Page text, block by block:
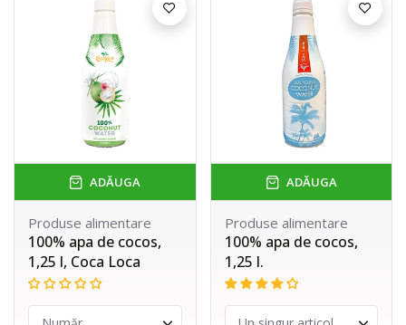
ADĂUGA
Produse alimentare
100% apa de cocos,
1,25 l, Coca Loca
ADĂUGA
Produse alimentare
100% apa de cocos,
1,25 l.